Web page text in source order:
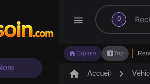
menu 0
search
home Explore looks_oneTop
home Accueil chevron_right